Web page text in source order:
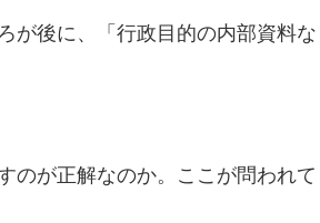
が後に、「行政目的の内部資料な
のが正解なのか。ここが問われて